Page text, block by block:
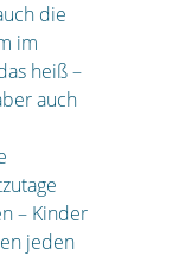
die
im
heiß –
auch
– Kinder
jeden